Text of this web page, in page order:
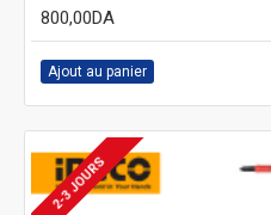
800,00DA
Ajout au panier
2-3 JOURS